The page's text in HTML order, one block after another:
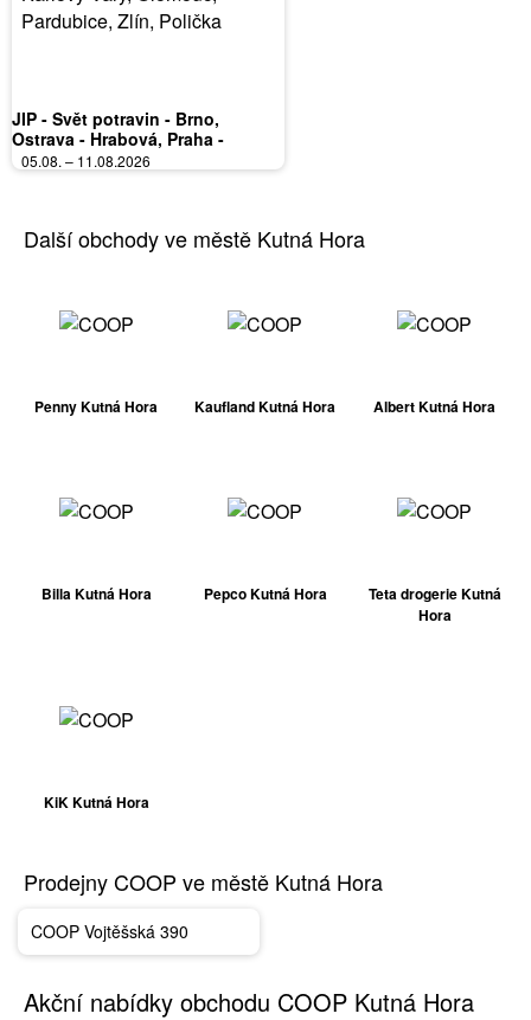
JIP - Svět potravin - Brno,
Ostrava - Hrabová, Praha -
Bořanovice, Jilemnice, Karlovy
Vary, Olomouc, Pardubice, Zlín,
05.08. – 11.08.2026
Další obchody ve městě Kutná Hora
Penny Kutná Hora Kaufland Kutná Hora Albert Kutná Hora
Billa Kutná Hora Pepco Kutná Hora
Teta drogerie Kutná
Hora
KiK Kutná Hora
Prodejny COOP ve městě Kutná Hora
COOP Vojtěšská 390
Akční nabídky obchodu COOP Kutná Hora